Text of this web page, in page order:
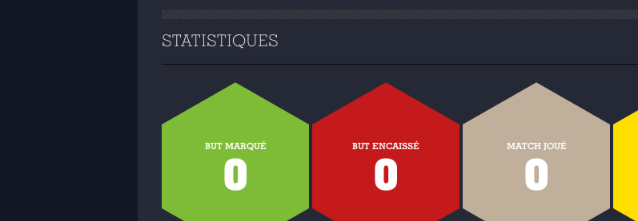
STATISTIQUES
BUT MARQUÉ
0
BUT ENCAISSÉ
0
MATCH JOUÉ
0